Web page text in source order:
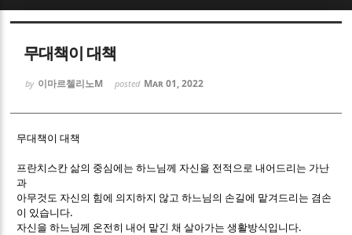
무대책이 대책
by 이마르첼리노M posted Mar 01, 2022
무대책이 대책
프란치스칸 삶의 중심에는 하느님께 자신을 전적으로 내어드리는 가난
과
아무것도 자신의 힘에 의지하지 않고 하느님의 손길에 맡겨드리는 겸손
이 있습니다.
자신을 하느님께 온전히 내어 맡긴 채 살아가는 생활방식입니다.
Sketchbook5, 스케치북5
Sketchbook5, 스케치북5
Sketchbook5, 스케치북5
Sketchbook5, 스케치북5